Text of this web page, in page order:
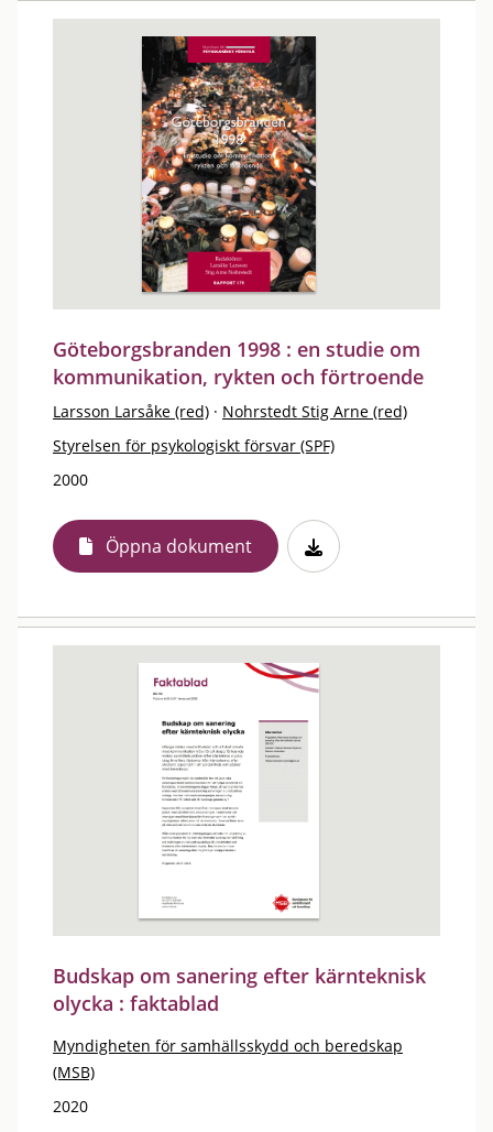
Göteborgsbranden 1998 : en studie om
kommunikation, rykten och förtroende
Larsson Larsåke (red) · Nohrstedt Stig Arne (red)
Styrelsen för psykologiskt försvar (SPF)
2000
Öppna dokument
Budskap om sanering efter kärnteknisk
olycka : faktablad
Myndigheten för samhällsskydd och beredskap
(MSB)
2020